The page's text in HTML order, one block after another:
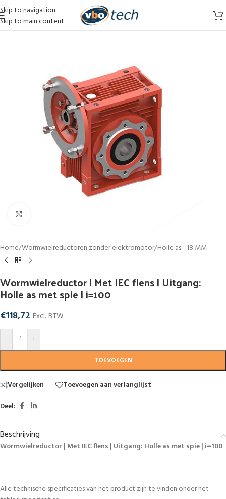
Skip to navigation
Skip to main content
Home/Wormwielreductoren zonder elektromotor/Holle as - 18 MM
Wormwielreductor | Met IEC flens | Uitgang:
Holle as met spie | i=100
€118,72 Excl. BTW
-
+
TOEVOEGEN
Vergelijken
Toevoegen aan verlanglijst
Deel:
Beschrijving
Wormwielreductor | Met IEC flens | Uitgang: Holle as met spie | i=100
Alle technische specificaties van het product zijn te vinden onder het